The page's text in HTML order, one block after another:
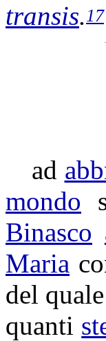
transis. 17
ad
mondo
Binasco
Maria
del
quanti